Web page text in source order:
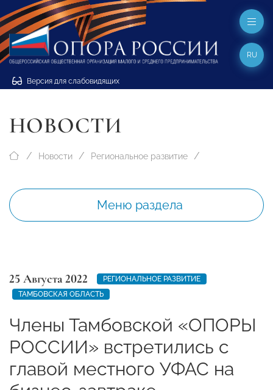
Версия для слабовидящих
RU
НОВОСТИ
Новости Региональное развитие
Меню раздела
25 Августа 2022
РЕГИОНАЛЬНОЕ РАЗВИТИЕ
ТАМБОВСКАЯ ОБЛАСТЬ
Члены Тамбовской «ОПОРЫ
РОССИИ» встретились с
главой местного УФАС на